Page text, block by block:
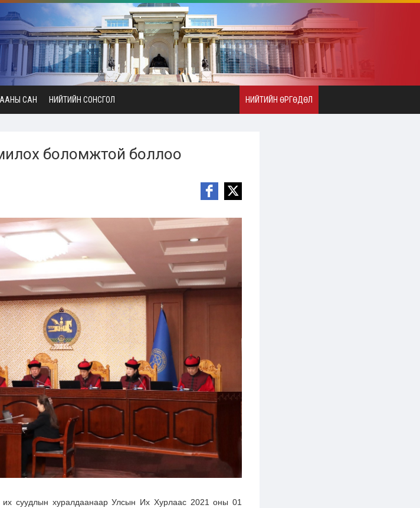
САН НИЙТИЙН СОНСГОЛ НИЙТИЙН ӨРГӨДӨЛ
боломжтой боллоо
суудлын хуралдаанаар Улсын Их Хурлаас 2021 оны 01